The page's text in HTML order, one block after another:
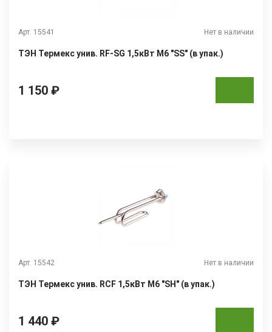
Арт. 15541 Нет в наличии
ТЭН Термекс унив. RF-SG 1,5кВт М6 "SS" (в упак.)
1 150 ₽
Арт. 15542 Нет в наличии
ТЭН Термекс унив. RCF 1,5кВт М6 "SH" (в упак.)
1 440 ₽